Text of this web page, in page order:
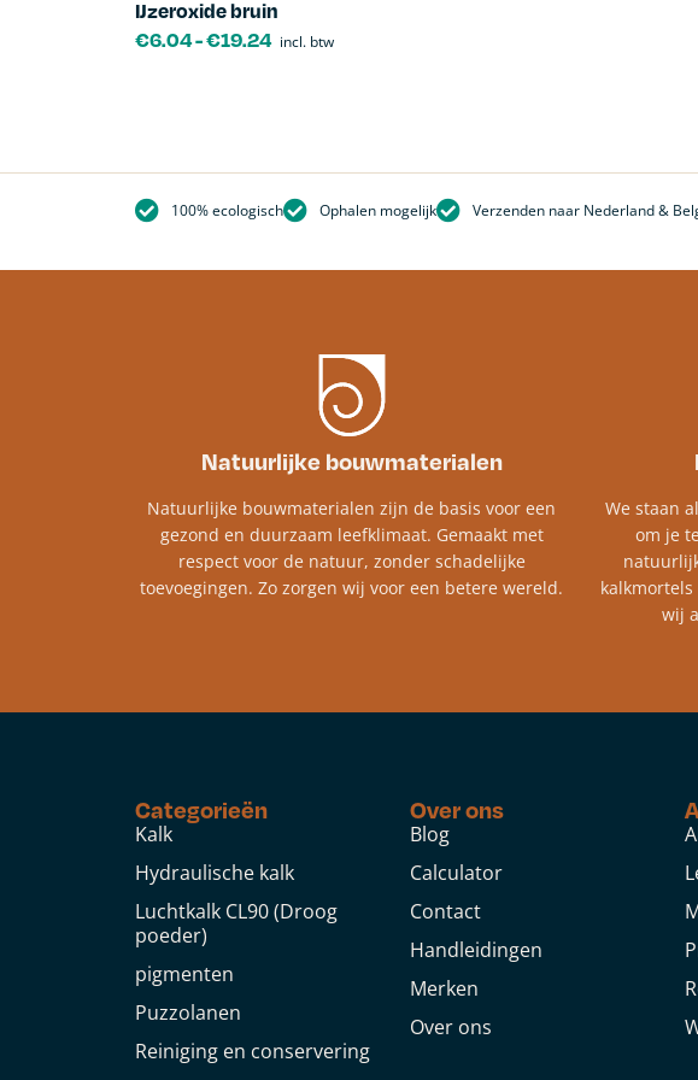
IJzeroxide bruin
€6.04-€19.24 incl. btw
100% ecologisch Ophalen mogelijk Verzenden naar Nederland &
Natuurlijke bouwmaterialen
Natuurlijke bouwmaterialen zijn de basis voor een
gezond en duurzaam leefklimaat. Gemaakt met
respect voor de natuur, zonder schadelijke
toevoegingen. Zo zorgen wij voor een betere wereld.
We staan
om je
wij
Categorieën
Kalk
Hydraulische kalk
Luchtkalk CL90 (Droog
poeder)
pigmenten
Puzzolanen
Reiniging en conservering
Over ons
Blog
Calculator
Contact
Handleidingen
Merken
Over ons